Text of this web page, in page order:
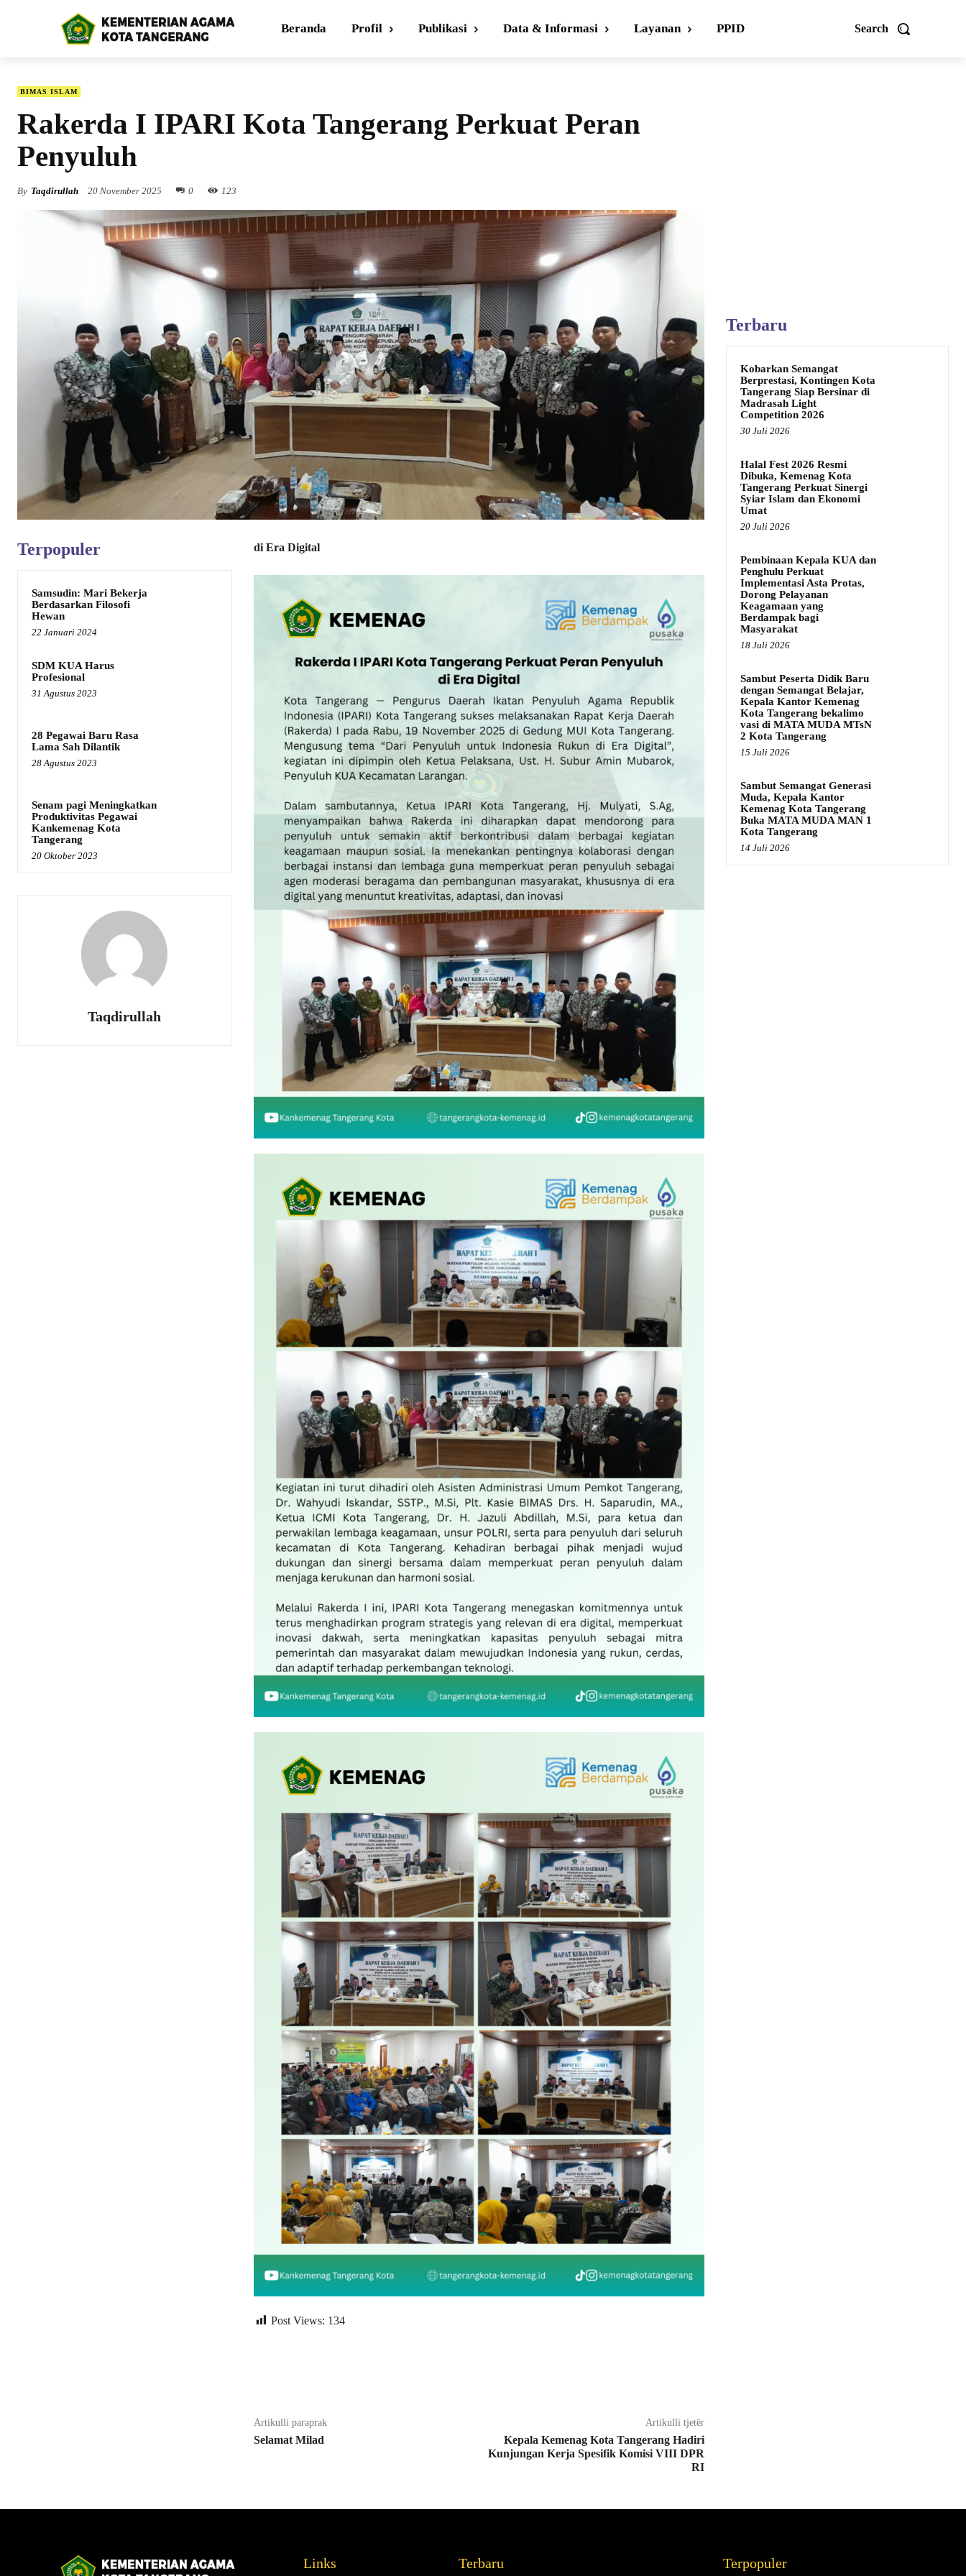
Search
Beranda Profil Publikasi Data & Informasi Layanan PPID
BIMAS ISLAM
Rakerda I IPARI Kota Tangerang Perkuat Peran
Penyuluh
By Taqdirullah 20 November 2025 0 123
Terpopuler
Samsudin: Mari Bekerja
Berdasarkan Filosofi
Hewan
22 Januari 2024
SDM KUA Harus
Profesional
31 Agustus 2023
28 Pegawai Baru Rasa
Lama Sah Dilantik
28 Agustus 2023
Senam pagi Meningkatkan
Produktivitas Pegawai
Kankemenag Kota
Tangerang
20 Oktober 2023
Taqdirullah
di Era Digital
Post Views: 134
Artikulli paraprak
Selamat Milad
Artikulli tjetër
Kepala Kemenag Kota Tangerang Hadiri
Kunjungan Kerja Spesifik Komisi VIII DPR
RI
Terbaru
Kobarkan Semangat
Berprestasi, Kontingen Kota
Tangerang Siap Bersinar di
Madrasah Light
Competition 2026
30 Juli 2026
Halal Fest 2026 Resmi
Dibuka, Kemenag Kota
Tangerang Perkuat Sinergi
Syiar Islam dan Ekonomi
Umat
20 Juli 2026
Pembinaan Kepala KUA dan
Penghulu Perkuat
Implementasi Asta Protas,
Dorong Pelayanan
Keagamaan yang
Berdampak bagi
Masyarakat
18 Juli 2026
Sambut Peserta Didik Baru
dengan Semangat Belajar,
Kepala Kantor Kemenag
Kota Tangerang bekalimo
vasi di MATA MUDA MTsN
2 Kota Tangerang
15 Juli 2026
Sambut Semangat Generasi
Muda, Kepala Kantor
Kemenag Kota Tangerang
Buka MATA MUDA MAN 1
Kota Tangerang
14 Juli 2026
Links Terbaru Terpopuler